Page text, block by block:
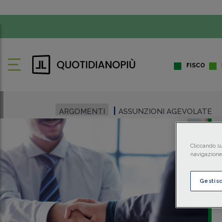
FISCO
ARGOMENTI ASSUNZIONI AGEVOLATE
Cliccando